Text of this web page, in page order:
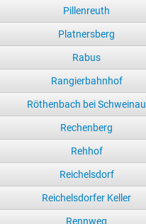
Pillenreuth
Platnersberg
Rabus
Rangierbahnhof
Röthenbach bei Schweinau
Rechenberg
Rehhof
Reichelsdorf
Reichelsdorfer Keller
Rennweg